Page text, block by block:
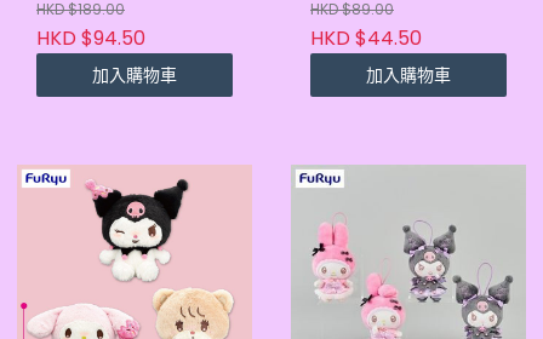
HKD $189.00
HKD $94.50
加入購物車
HKD $89.00
HKD $44.50
加入購物車